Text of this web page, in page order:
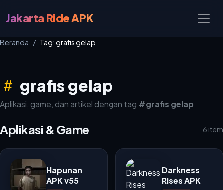
Jakarta Ride APK
Beranda Tag: grafis gelap
grafis gelap
Aplikasi, game, dan artikel dengan tag #grafis gelap
Aplikasi & Game 6 item
Hapunan
APK v55
Darkness
Rises APK